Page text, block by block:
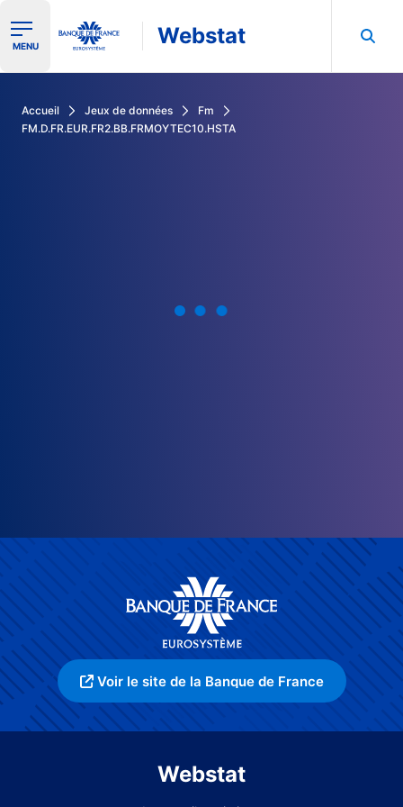
Ouvrir le menu de navigation
MENU Webstat
Accueil Jeux de données
Fm
FM.D.FR.EUR.FR2.BB.FRMOYTEC10.HSTA
Voir le site de la Banque de France
Webstat